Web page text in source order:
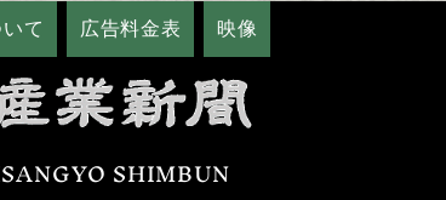
て 広告料金表 映像
SHIMBUN